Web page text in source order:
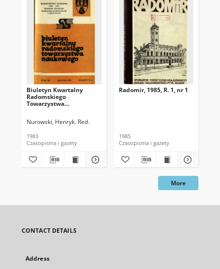
Biuletyn Kwartalny
Radomskiego
Towarzystwa
Nurowski, Henryk. Red.
1983
Czasopisma i gazety
Radomir, 1985, R. 1, nr 1
1985
Czasopisma i gazety
More
CONTACT DETAILS
Address